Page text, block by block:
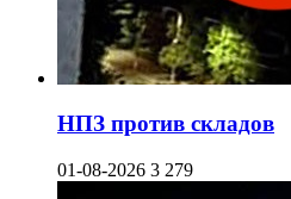
НПЗ против складов
01-08-2026 3 279